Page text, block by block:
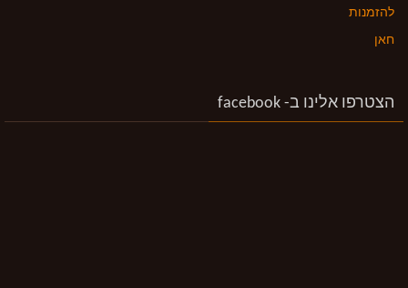
להזמנות
חאן
הצטרפו אלינו ב- facebook